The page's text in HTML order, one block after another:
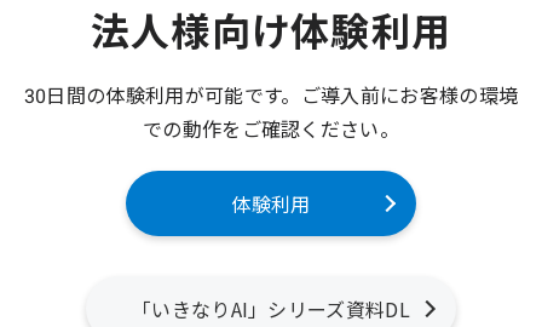
法人様向け体験利用
30日間の体験利用が可能です。ご導入前にお客様の環境
での動作をご確認ください。
体験利用
「いきなりAI」シリーズ資料DL